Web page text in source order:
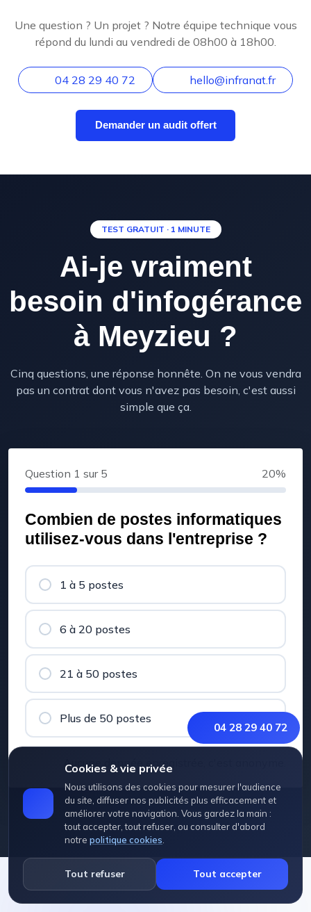
04 28 29 40 72
Cookies & vie privée
Nous utilisons des cookies pour mesurer l'audience
du site, diffuser nos publicités plus efficacement et
améliorer votre navigation. Vous gardez la main :
tout accepter, tout refuser, ou consulter d'abord
notre politique cookies
Tout refuser Tout accepter
Une question ? Un projet ? Notre équipe technique vous
répond du lundi au vendredi de 08h00 à 18h00.
04 28 29 40 72 hello@infranat.fr
Demander un audit offert
TEST GRATUIT · 1 MINUTE
Ai-je vraiment
besoin d'infogérance
à Meyzieu ?
Cinq questions, une réponse honnête. On ne vous vendra
pas un contrat dont vous n'avez pas besoin, c'est aussi
simple que ça.
Question 1 sur 5 20%
Combien de postes informatiques
utilisez-vous dans l'entreprise ?
1 à 5 postes
6 à 20 postes
21 à 50 postes
Plus de 50 postes
Aucune donnée enregistrée, c'est anonyme.